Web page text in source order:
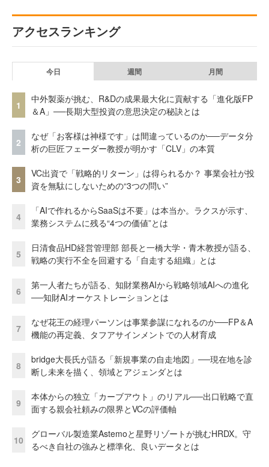
アクセスランキング
今日 週間 月間
1
中外製薬が挑む、R&Dの成果最大化に貢献する「進化版FP
＆A」──長期大型投資の意思決定の秘訣とは
2
なぜ「お客様は神様です」は間違っているのか──データ分
析の巨匠フェーダー教授が明かす「CLV」の本質
3
VC出資で「戦略的リターン」は得られるか？ 事業会社が投
資を無駄にしないための“3つの問い”
4
「AIで作れるからSaaSは不要」は本当か。ラクスが示す、
業務システムに残る“4つの価値”とは
5
日清食品HD経営管理部 部長と一橋大学・青木教授が語る、
戦略の実行不全を回避する「自走する組織」とは
6
第一人者たちが語る、知財業務AIから戦略領域AIへの進化
──知財AIオーケストレーションとは
7
なぜ花王の経理パーソンは事業参謀になれるのか──FP＆A
機能の再定義、タフアサインメントでの人材育成
8
bridge大長氏が語る「新規事業の自走地図」──現在地を診
断し未来を描く、領域とアジェンダとは
9
本体からの独立「カーブアウト」のリアル──出口戦略で直
面する親会社頼みの限界とVCの評価軸
10
グローバル製造業Astemoと星野リゾートが挑むHRDX。守
るべき自社の強みと標準化、良いデータとは